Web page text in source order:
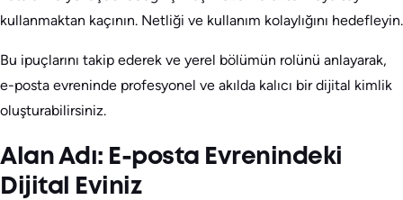
kullanmaktan kaçının. Netliği ve kullanım kolaylığını hedefleyin.
Bu ipuçlarını takip ederek ve yerel bölümün rolünü anlayarak,
e-posta evreninde profesyonel ve akılda kalıcı bir dijital kimlik
oluşturabilirsiniz.
Alan Adı: E-posta Evrenindeki
Dijital Eviniz